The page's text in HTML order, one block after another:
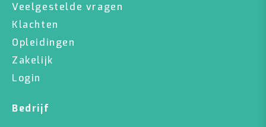
Veelgestelde vragen
Klachten
Opleidingen
Zakelijk
Login
Bedrijf